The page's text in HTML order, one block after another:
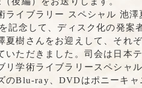
ライブラリー スペシャル 池
記念して、ディスク化の発案
夏樹さんをお迎えして、それ
いただきました。司会は日本
リ学術ライブラリースペシャ
のBlu-ray、DVDはポニーキャ